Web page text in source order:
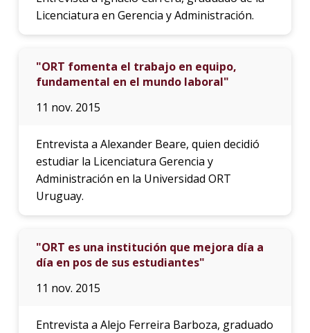
Licenciatura en Gerencia y Administración.
"ORT fomenta el trabajo en equipo,
fundamental en el mundo laboral"
11 nov. 2015
Entrevista a Alexander Beare, quien decidió
estudiar la Licenciatura Gerencia y
Administración en la Universidad ORT
Uruguay.
"ORT es una institución que mejora día a
día en pos de sus estudiantes"
11 nov. 2015
Entrevista a Alejo Ferreira Barboza, graduado